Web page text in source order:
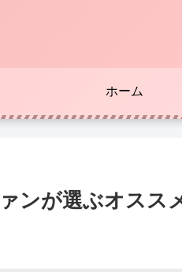
ホーム
ンが選ぶオスス